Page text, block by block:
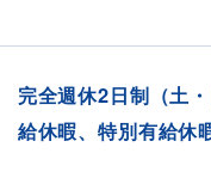
完全週休2日制（土
給休暇、特別有給休